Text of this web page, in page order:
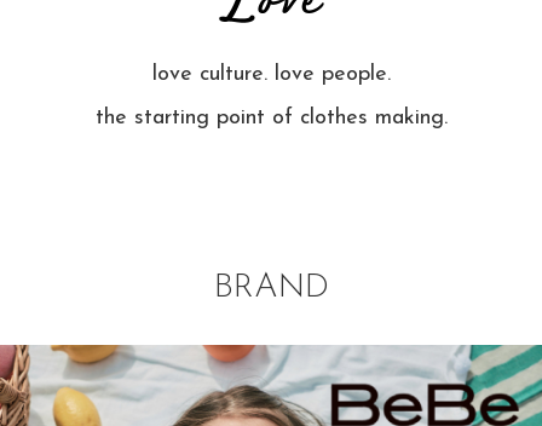
love culture. love people.
the starting point of clothes making.
BRAND